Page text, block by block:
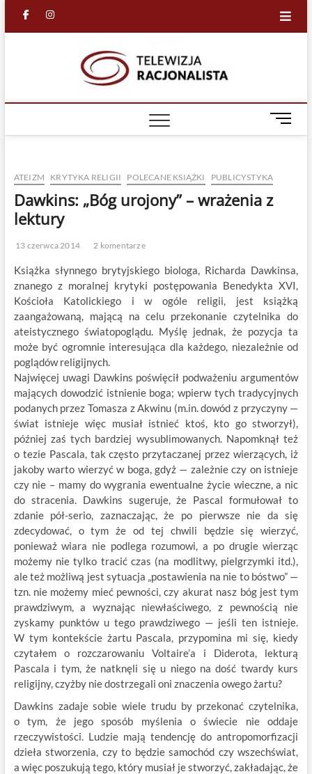
facebook
in
M
e
ATEIZM KRYTYKA RELIGII POLECANE KSIĄŻKI PUBLICYSTYKA
Dawkins: „Bóg urojony” – wrażenia z
lektury
13 czerwca 2014 2 komentarze
Książka słynnego brytyjskiego biologa, Richarda Dawkinsa,
znanego z moralnej krytyki postępowania Benedykta XVI,
Kościoła Katolickiego i w ogóle religii, jest książką
zaangażowaną, mającą na celu przekonanie czytelnika do
ateistycznego światopoglądu. Myślę jednak, że pozycja ta
może być ogromnie interesująca dla każdego, niezależnie od
poglądów religijnych.
Najwięcej uwagi Dawkins poświęcił podważeniu argumentów
mających dowodzić istnienie boga; wpierw tych tradycyjnych
podanych przez Tomasza z Akwinu (m.in. dowód z przyczyny —
świat istnieje więc musiał istnieć ktoś, kto go stworzył),
później zaś tych bardziej wysublimowanych. Napomknął też
o tezie Pascala, tak często przytaczanej przez wierzących, iż
jakoby warto wierzyć w boga, gdyż — zależnie czy on istnieje
czy nie – mamy do wygrania ewentualne życie wieczne, a nic
do stracenia. Dawkins sugeruje, że Pascal formułował to
zdanie pół-serio, zaznaczając, że po pierwsze nie da się
zdecydować, o tym że od tej chwili będzie się wierzyć,
ponieważ wiara nie podlega rozumowi, a po drugie wierząc
możemy nie tylko tracić czas (na modlitwy, pielgrzymki itd.),
ale też możliwą jest sytuacja „postawienia na nie to bóstwo” —
tzn. nie możemy mieć pewności, czy akurat nasz bóg jest tym
prawdziwym, a wyznając niewłaściwego, z pewnością nie
zyskamy punktów u tego prawdziwego — jeśli ten istnieje.
W tym kontekście żartu Pascala, przypomina mi się, kiedy
czytałem o rozczarowaniu Voltaire’a i Diderota, lekturą
Pascala i tym, że natknęli się u niego na dość twardy kurs
religijny, czyżby nie dostrzegali oni znaczenia owego żartu?
Dawkins zadaje sobie wiele trudu by przekonać czytelnika,
o tym, że jego sposób myślenia o świecie nie oddaje
rzeczywistości. Ludzie mają tendencję do antropomorfizacji
dzieła stworzenia, czy to będzie samochód czy wszechświat,
a więc poszukują tego, który musiał je stworzyć, zakładając, że